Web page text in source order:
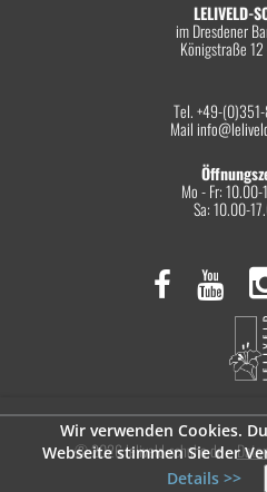
Wir verwenden Cookies.
Webseite stimmen Sie der
Details >>
LELIVELD-
im Dresdener
Königstraße
Tel. +49-
Mail
Mo - Fr:
Sa: 10.00-
© 2026 leliveld-schuhe.de